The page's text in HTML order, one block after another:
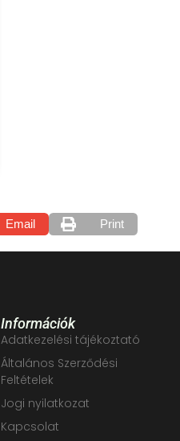
Email Print
Információk
Adatkezelési tájékoztató
Általános Szerződési
Feltételek
Jogi nyilatkozat
Kapcsolat